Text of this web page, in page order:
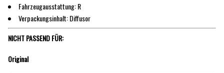
Fahrzeugausstattung: R
Verpackungsinhalt: Diffusor
NICHT PASSEND FÜR:
Original